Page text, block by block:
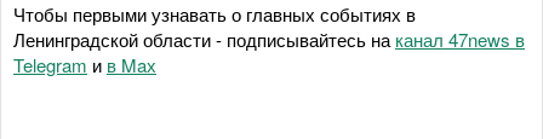
Чтобы первыми узнавать о главных событиях в
Ленинградской области - подписывайтесь на канал 47news в
Telegram и в Maх